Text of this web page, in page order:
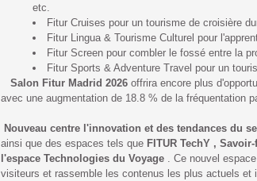
etc.
Fitur Cruises pour un tourisme de croisière
Fitur Lingua & Tourisme Culturel pour
Fitur Screen pour combler le fossé entre la
Fitur Sports & Adventure Travel pour un
Salon Fitur Madrid 2026 offrira encore plus
avec une augmentation de 18.8 % de la fréquentation
Nouveau centre l'innovation et des tendances du
ainsi que des espaces tels que FITUR TechY ,
l'espace Technologies du Voyage . Ce nouvel
visiteurs et rassemble les contenus les plus actuels et